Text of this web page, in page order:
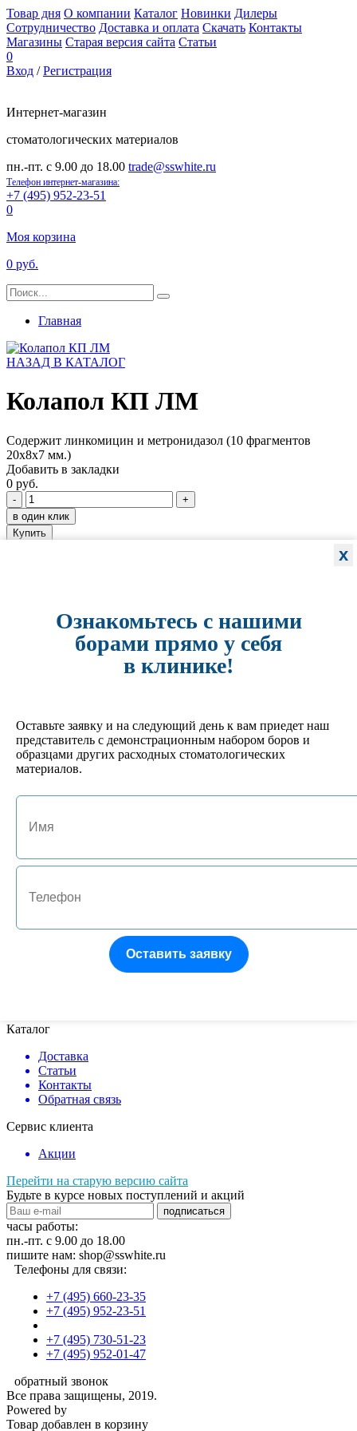
Товар дня О компании Каталог Новинки Дилеры
Сотрудничество Доставка и оплата Скачать Контакты
Магазины Старая версия сайта Статьи
0
Вход /Регистрация
Интернет-магазин
стоматологических материалов
пн.-пт. с 9.00 до 18.00 trade@sswhite.ru
Телефон интернет-магазина:
+7 (495) 952-23-51
0
Моя корзина
0 руб.
Главная
НАЗАД В КАТАЛОГ
Колапол КП ЛМ
Содержит линкомицин и метронидазол (10 фрагментов
20х8х7 мм.)
Добавить в закладки
0 руб.
-
+
в один клик
Купить
Отзывы: 0
Оцените товар:
Наберите текст, изображённый на картинке
Отзыв
Все поля обязательны к заполнению
Каталог
Доставка
Статьи
Контакты
Обратная связь
Сервис клиента
Акции
Перейти на старую версию сайта
Будьте в курсе новых поступлений и акций
подписаться
часы работы:
пн.-пт. с 9.00 до 18.00
пишите нам: shop@sswhite.ru
Телефоны для связи:
+7 (495) 660-23-35
+7 (495) 952-23-51
+7 (495) 730-51-23
+7 (495) 952-01-47
обратный звонок
Все права защищены, 2019.
Powered by
Товар добавлен в корзину
x
Ознакомьтесь с нашими
борами прямо у себя
в клинике!
Оставьте заявку и на следующий день к вам приедет наш
представитель с демонстрационным набором боров и
образцами других расходных стоматологических
материалов.
Оставить заявку